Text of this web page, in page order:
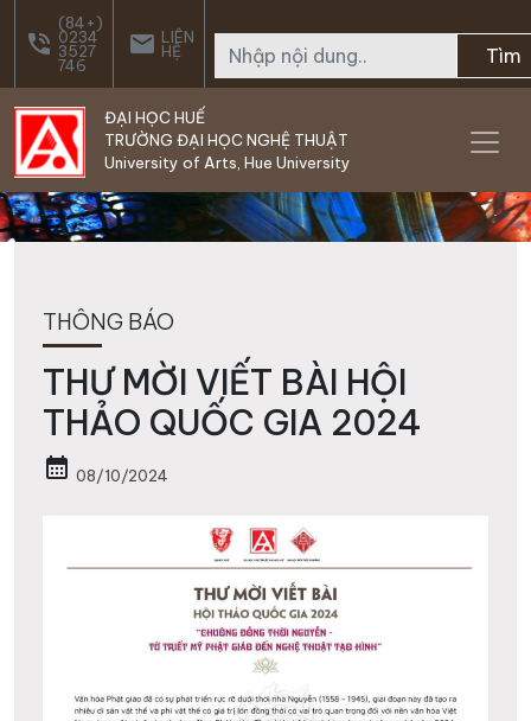
Skip to main content
phone_in_talk
(84+)
0234
3527
746
email LIÊN
HỆ Tìm
ĐẠI HỌC HUẾ
TRƯỜNG ĐẠI HỌC NGHỆ THUẬT
University of Arts, Hue University
THÔNG BÁO
THƯ MỜI VIẾT BÀI HỘI
THẢO QUỐC GIA 2024
calendar_month 08/10/2024